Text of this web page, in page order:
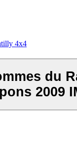
4x4
du
2009